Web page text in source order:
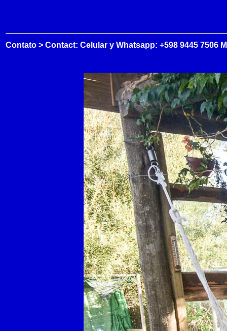
Contato > Contact: Celular y Whatsapp: +598 9445 7506